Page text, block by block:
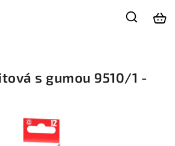
s gumou 9510/1 -